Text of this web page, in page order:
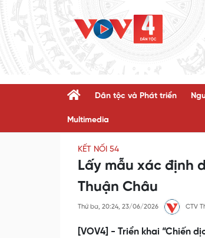
Dân tộc và Phát triển
Multimedia
KẾT NỐI 54
Lấy mẫu xác định
Thuận Châu
Thứ ba, 20:24, 23/06/2026 CTV
[VOV4] - Triển khai “Chiến